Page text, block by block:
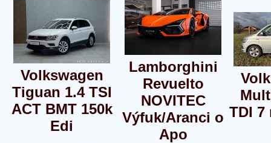
Volkswagen
Tiguan 1.4 TSI
ACT BMT 150k
Edi
Lamborghini
Revuelto
NOVITEC
Výfuk/Aranci o
Apo
TDI 7